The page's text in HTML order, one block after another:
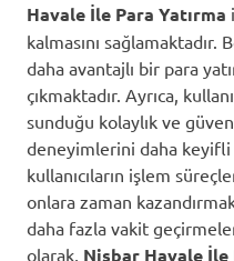
Havale İle Para Yatırma
kalmasını
daha avantajlı bir para
çıkmaktadır. Ayrıca,
sunduğu kolaylık ve
deneyimlerini daha keyifli
kullanıcıların işlem
onlara zaman
daha fazla vakit
olarak, Nisbar Havale İle